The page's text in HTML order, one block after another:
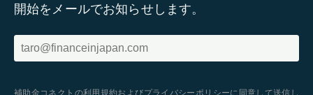
開始をメールでお知らせします。
補助金コネクトの利用規約およびプライバシーポリシーに同意して送信し